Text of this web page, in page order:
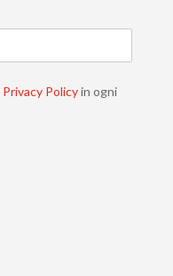
Privacy Policyin ogni